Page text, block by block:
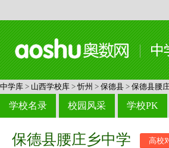
中学库 > 山西学校库 >忻州 > 保德县 > 保德县腰
学校名录 校园风采 学校PK
保德县腰庄乡中学 高校